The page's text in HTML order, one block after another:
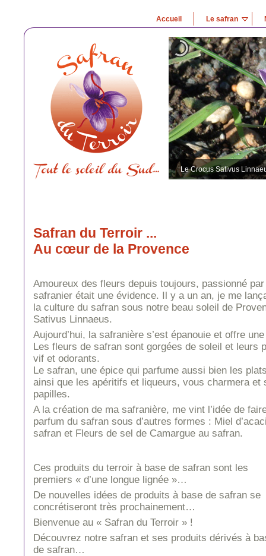
Accueil Le safran
Le Crocus Sativus
Safran du Terroir ...
Au cœur de la Provence
Amoureux des fleurs depuis toujours, passionné
safranier était une évidence. Il y a un an, je me
la culture du safran sous notre beau soleil de
Sativus Linnaeus.
Aujourd’hui, la safranière s’est épanouie et offre
Les fleurs de safran sont gorgées de soleil et leurs
vif et odorants.
Le safran, une épice qui parfume aussi bien les
ainsi que les apéritifs et liqueurs, vous charmera et
papilles.
A la création de ma safranière, me vint l’idée de
parfum du safran sous d’autres formes : Miel
safran et Fleurs de sel de Camargue au safran.
Ces produits du terroir à base de safran sont les
premiers « d’une longue lignée »…
De nouvelles idées de produits à base de safran se
concrétiseront très prochainement…
Bienvenue au « Safran du Terroir » !
Découvrez notre safran et ses produits dérivés à
de safran…